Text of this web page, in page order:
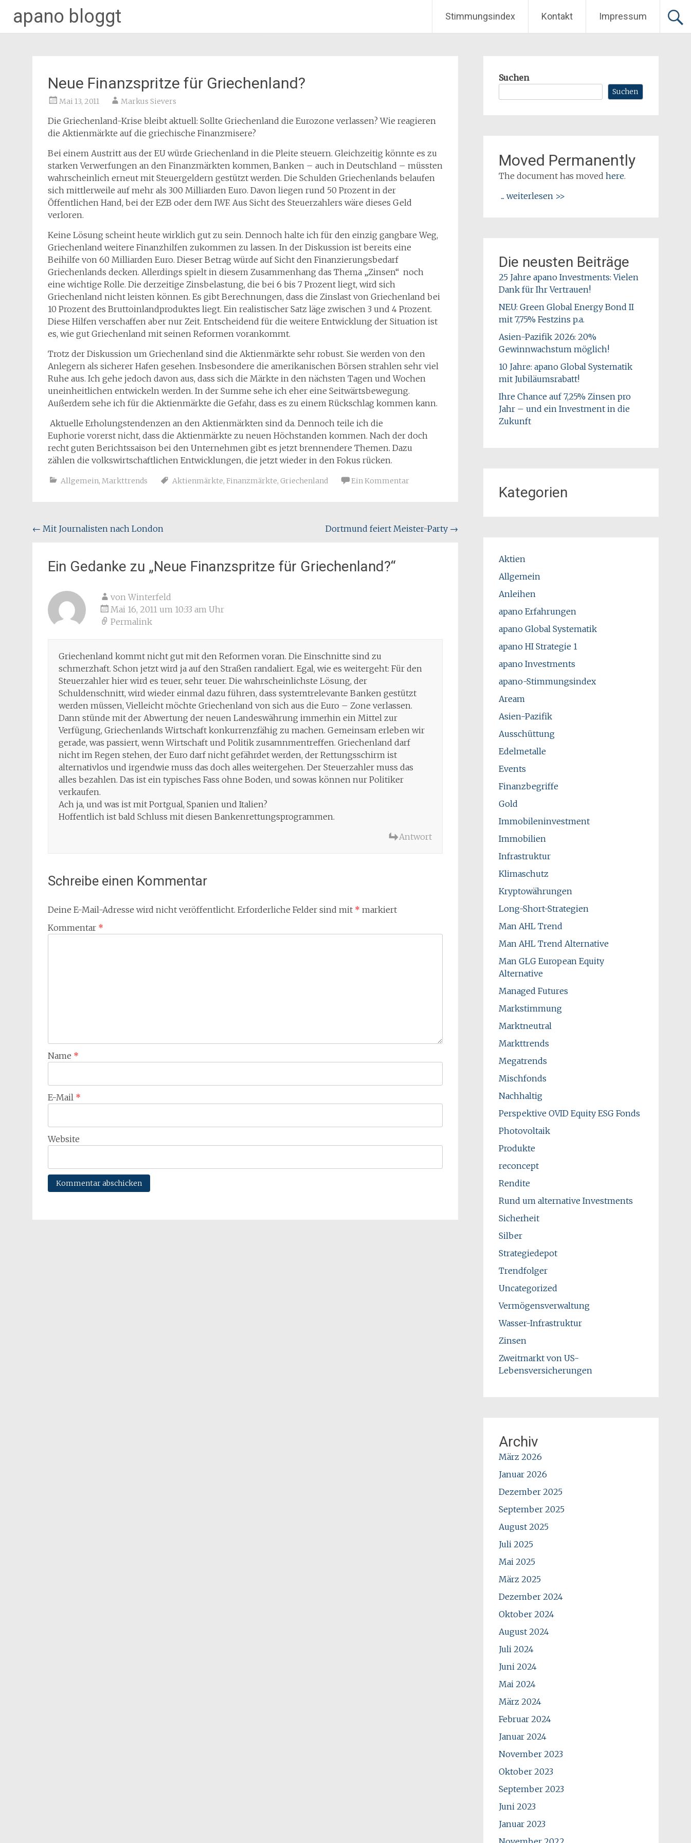
apano bloggt Stimmungsindex Kontakt Impressum
Neue Finanzspritze für Griechenland?
Mai 13, 2011 Markus Sievers
Die Griechenland-Krise bleibt aktuell: Sollte Griechenland die Eurozone verlassen? Wie reagieren
die Aktienmärkte auf die griechische Finanzmisere?
Bei einem Austritt aus der EU würde Griechenland in die Pleite steuern. Gleichzeitig könnte es zu
starken Verwerfungen an den Finanzmärkten kommen, Banken – auch in Deutschland – müssten
wahrscheinlich erneut mit Steuergeldern gestützt werden. Die Schulden Griechenlands belaufen
sich mittlerweile auf mehr als 300 Milliarden Euro. Davon liegen rund 50 Prozent in der
Öffentlichen Hand, bei der EZB oder dem IWF. Aus Sicht des Steuerzahlers wäre dieses Geld
verloren.
Keine Lösung scheint heute wirklich gut zu sein. Dennoch halte ich für den einzig gangbare Weg,
Griechenland weitere Finanzhilfen zukommen zu lassen. In der Diskussion ist bereits eine
Beihilfe von 60 Milliarden Euro. Dieser Betrag würde auf Sicht den Finanzierungsbedarf
Griechenlands decken. Allerdings spielt in diesem Zusammenhang das Thema „Zinsen“ noch
eine wichtige Rolle. Die derzeitige Zinsbelastung, die bei 6 bis 7 Prozent liegt, wird sich
Griechenland nicht leisten können. Es gibt Berechnungen, dass die Zinslast von Griechenland bei
10 Prozent des Bruttoinlandproduktes liegt. Ein realistischer Satz läge zwischen 3 und 4 Prozent.
Diese Hilfen verschaffen aber nur Zeit. Entscheidend für die weitere Entwicklung der Situation ist
es, wie gut Griechenland mit seinen Reformen vorankommt.
Trotz der Diskussion um Griechenland sind die Aktienmärkte sehr robust. Sie werden von den
Anlegern als sicherer Hafen gesehen. Insbesondere die amerikanischen Börsen strahlen sehr viel
Ruhe aus. Ich gehe jedoch davon aus, dass sich die Märkte in den nächsten Tagen und Wochen
uneinheitlichen entwickeln werden. In der Summe sehe ich eher eine Seitwärtsbewegung.
Außerdem sehe ich für die Aktienmärkte die Gefahr, dass es zu einem Rückschlag kommen kann.
Aktuelle Erholungstendenzen an den Aktienmärkten sind da. Dennoch teile ich die
Euphorie vorerst nicht, dass die Aktienmärkte zu neuen Höchstanden kommen. Nach der doch
recht guten Berichtssaison bei den Unternehmen gibt es jetzt brennendere Themen. Dazu
zählen die volkswirtschaftlichen Entwicklungen, die jetzt wieder in den Fokus rücken.
Allgemein, Markttrends Aktienmärkte, Finanzmärkte, Griechenland Ein Kommentar
Beitragsnavigation
← Mit Journalisten nach London Dortmund feiert Meister-Party →
Ein Gedanke zu „Neue Finanzspritze für Griechenland?“
von Winterfeld
Mai 16, 2011 um 10:33 am Uhr
Permalink
Griechenland kommt nicht gut mit den Reformen voran. Die Einschnitte sind zu
schmerzhaft. Schon jetzt wird ja auf den Straßen randaliert. Egal, wie es weitergeht: Für den
Steuerzahler hier wird es teuer, sehr teuer. Die wahrscheinlichste Lösung, der
Schuldenschnitt, wird wieder einmal dazu führen, dass systemtrelevante Banken gestützt
werden müssen, Vielleicht möchte Griechenland von sich aus die Euro – Zone verlassen.
Dann stünde mit der Abwertung der neuen Landeswährung immerhin ein Mittel zur
Verfügung, Griechenlands Wirtschaft konkurrenzfähig zu machen. Gemeinsam erleben wir
gerade, was passiert, wenn Wirtschaft und Politik zusamnmentreffen. Griechenland darf
nicht im Regen stehen, der Euro darf nicht gefährdet werden, der Rettungsschirm ist
alternativlos und irgendwie muss das doch alles weitergehen. Der Steuerzahler muss das
alles bezahlen. Das ist ein typisches Fass ohne Boden, und sowas können nur Politiker
verkaufen.
Ach ja, und was ist mit Portgual, Spanien und Italien?
Hoffentlich ist bald Schluss mit diesen Bankenrettungsprogrammen.
Antwort
Schreibe einen Kommentar
Deine E-Mail-Adresse wird nicht veröffentlicht. Erforderliche Felder sind mit * markiert
Kommentar *
Name *
E-Mail *
Website
Suchen
Suchen
Moved Permanently
The document has moved here.
... weiterlesen >>
Die neusten Beiträge
25 Jahre apano Investments: Vielen
Dank für Ihr Vertrauen!
NEU: Green Global Energy Bond II
mit 7,75% Festzins p.a.
Asien-Pazifik 2026: 20%
Gewinnwachstum möglich!
10 Jahre: apano Global Systematik
mit Jubiläumsrabatt!
Ihre Chance auf 7,25% Zinsen pro
Jahr – und ein Investment in die
Zukunft
Kategorien
Aktien
Allgemein
Anleihen
apano Erfahrungen
apano Global Systematik
apano HI Strategie 1
apano Investments
apano-Stimmungsindex
Aream
Asien-Pazifik
Ausschüttung
Edelmetalle
Events
Finanzbegriffe
Gold
Immobileninvestment
Immobilien
Infrastruktur
Klimaschutz
Kryptowährungen
Long-Short-Strategien
Man AHL Trend
Man AHL Trend Alternative
Man GLG European Equity
Alternative
Managed Futures
Markstimmung
Marktneutral
Markttrends
Megatrends
Mischfonds
Nachhaltig
Perspektive OVID Equity ESG Fonds
Photovoltaik
Produkte
reconcept
Rendite
Rund um alternative Investments
Sicherheit
Silber
Strategiedepot
Trendfolger
Uncategorized
Vermögensverwaltung
Wasser-Infrastruktur
Zinsen
Zweitmarkt von US-
Lebensversicherungen
Archiv
März 2026
Januar 2026
Dezember 2025
September 2025
August 2025
Juli 2025
Mai 2025
März 2025
Dezember 2024
Oktober 2024
August 2024
Juli 2024
Juni 2024
Mai 2024
März 2024
Februar 2024
Januar 2024
November 2023
Oktober 2023
September 2023
Juni 2023
Januar 2023